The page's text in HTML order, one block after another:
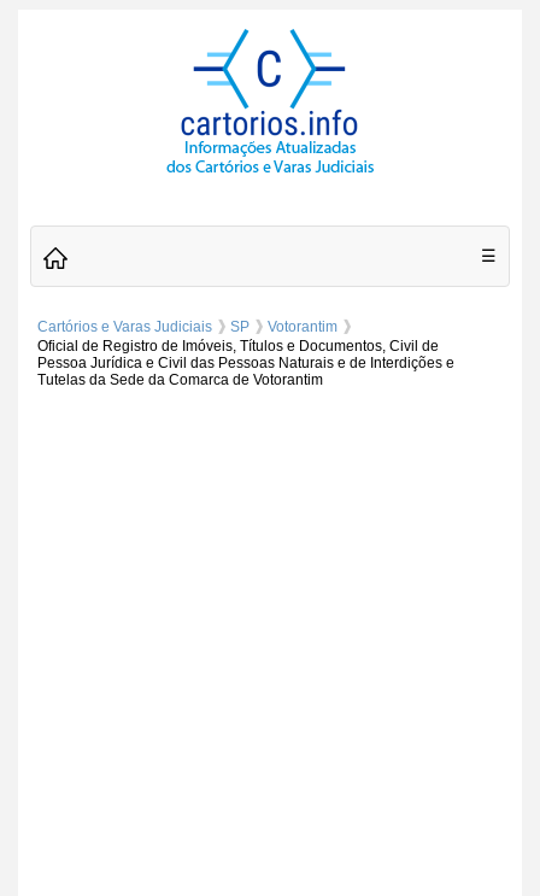
☰
Cartórios e Varas Judiciais SP
Votorantim
Oficial de Registro de Imóveis, Títulos e Documentos, Civil de
Pessoa Jurídica e Civil das Pessoas Naturais e de Interdições e
Tutelas da Sede da Comarca de Votorantim